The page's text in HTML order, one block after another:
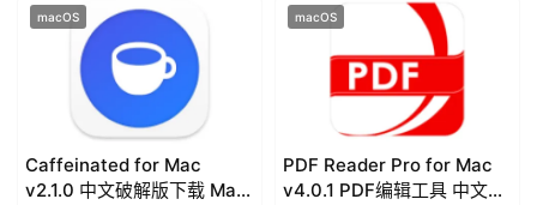
macOS
Caffeinated for Mac
v2.1.0 中文破解版下载 Mac
macOS
PDF Reader Pro for Mac
v4.0.1 PDF编辑工具 中文破